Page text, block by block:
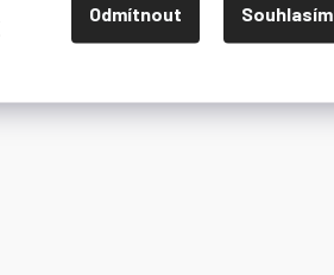
Odmítnout Souhlasím